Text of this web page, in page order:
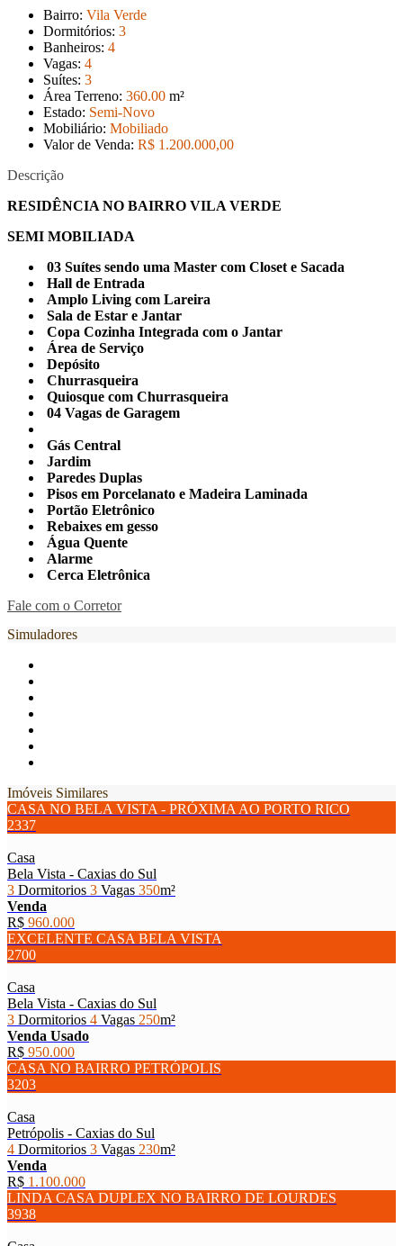
Bairro: Vila Verde
Dormitórios: 3
Banheiros: 4
Vagas: 4
Suítes: 3
Área Terreno: 360.00 m²
Estado: Semi-Novo
Mobiliário: Mobiliado
Valor de Venda: R$ 1.200.000,00
Descrição
RESIDÊNCIA NO BAIRRO VILA VERDE
SEMI MOBILIADA
03 Suítes sendo uma Master com Closet e Sacada
Hall de Entrada
Amplo Living com Lareira
Sala de Estar e Jantar
Copa Cozinha Integrada com o Jantar
Área de Serviço
Depósito
Churrasqueira
Quiosque com Churrasqueira
04 Vagas de Garagem
Gás Central
Jardim
Paredes Duplas
Pisos em Porcelanato e Madeira Laminada
Portão Eletrônico
Rebaixes em gesso
Água Quente
Alarme
Cerca Eletrônica
Fale com o Corretor
Simuladores
Imóveis Similares
CASA NO BELA VISTA - PRÓXIMA AO PORTO RICO
2337
Casa
Bela Vista - Caxias do Sul
3 Dormitorios 3 Vagas 350m²
Venda
R$ 960.000
EXCELENTE CASA BELA VISTA
2700
Casa
Bela Vista - Caxias do Sul
3 Dormitorios 4 Vagas 250m²
Venda Usado
R$ 950.000
CASA NO BAIRRO PETRÓPOLIS
3203
Casa
Petrópolis - Caxias do Sul
4 Dormitorios 3 Vagas 230m²
Venda
R$ 1.100.000
LINDA CASA DUPLEX NO BAIRRO DE LOURDES
3938